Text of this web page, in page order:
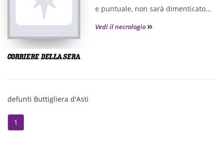
e puntuale, non sarà dimenticato
da chi lo ha conosciuto.
Vedi il necrologio
defunti Buttigliera d'Asti
1